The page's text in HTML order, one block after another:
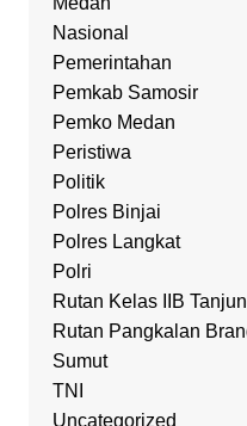
Nasional
Pemerintahan
Pemkab Samosir
Pemko Medan
Peristiwa
Politik
Polres Binjai
Polres Langkat
Polri
Rutan Kelas IIB
Rutan Pangkalan
Sumut
TNI
Uncategorized